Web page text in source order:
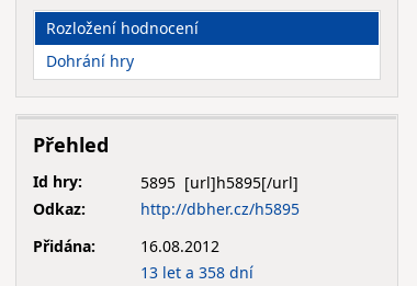
Rozložení hodnocení
Dohrání hry
Přehled
Id hry:
5895
Odkaz:
http://dbher.cz/h5895
Přidána:
16.08.2012
13 let a 358 dní